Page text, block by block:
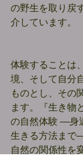
の野生を取り戻
介しています。
体験することは
境、そして自分
ものとし、その
ます。『生き物
の自然体験 ―身
生きる方法まで
自然の関係性を